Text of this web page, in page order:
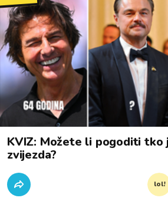
KVIZ: Možete li pogoditi tko
zvijezda?
lol!